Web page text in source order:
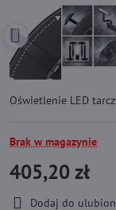
Oświetlenie LED
Brak w magazynie
405,20 zł
Dodaj do